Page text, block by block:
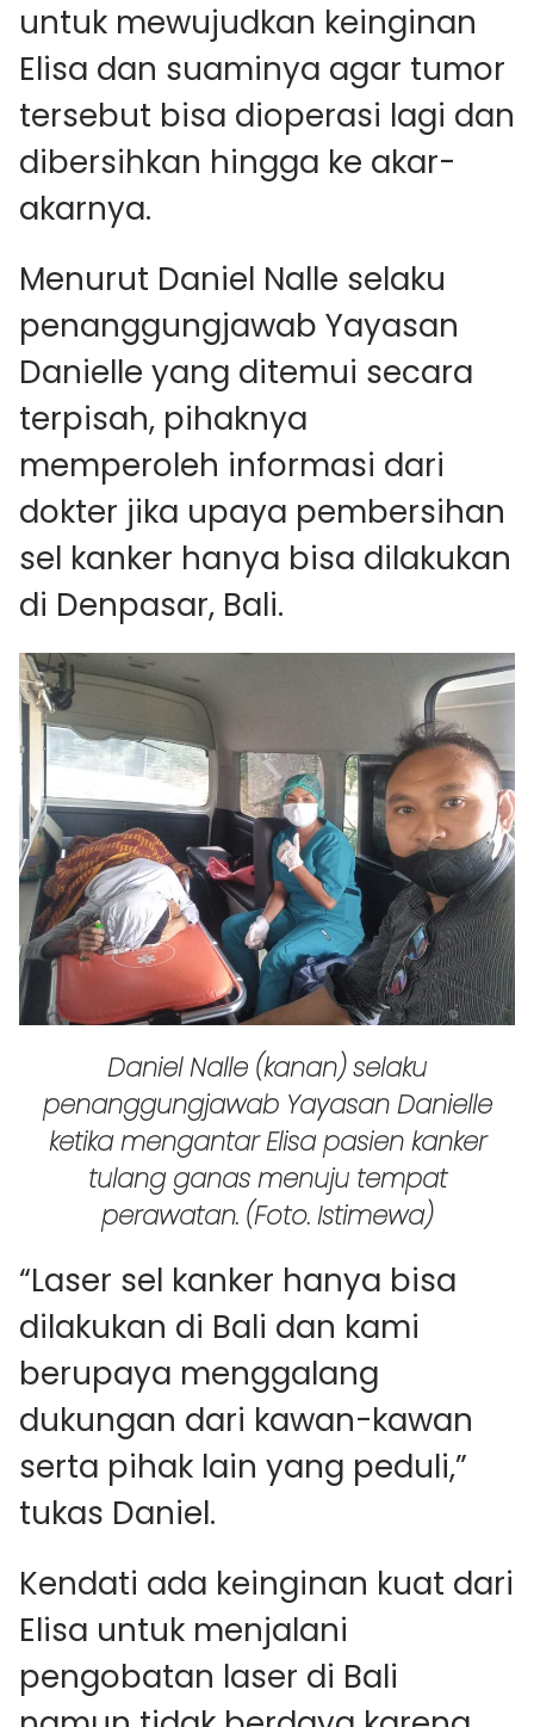
untuk mewujudkan keinginan
Elisa dan suaminya agar tumor
tersebut bisa dioperasi lagi dan
dibersihkan hingga ke akar-
akarnya.
Menurut Daniel Nalle selaku
penanggungjawab Yayasan
Danielle yang ditemui secara
terpisah, pihaknya
memperoleh informasi dari
dokter jika upaya pembersihan
sel kanker hanya bisa dilakukan
di Denpasar, Bali.
Daniel Nalle (kanan) selaku
penanggungjawab Yayasan Danielle
ketika mengantar Elisa pasien kanker
tulang ganas menuju tempat
perawatan. (Foto. Istimewa)
“Laser sel kanker hanya bisa
dilakukan di Bali dan kami
berupaya menggalang
dukungan dari kawan-kawan
serta pihak lain yang peduli,”
tukas Daniel.
Kendati ada keinginan kuat dari
Elisa untuk menjalani
pengobatan laser di Bali